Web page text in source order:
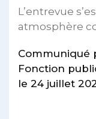
L’entrevue
atmosphère
Communiqué
Fonction
le 24 juillet